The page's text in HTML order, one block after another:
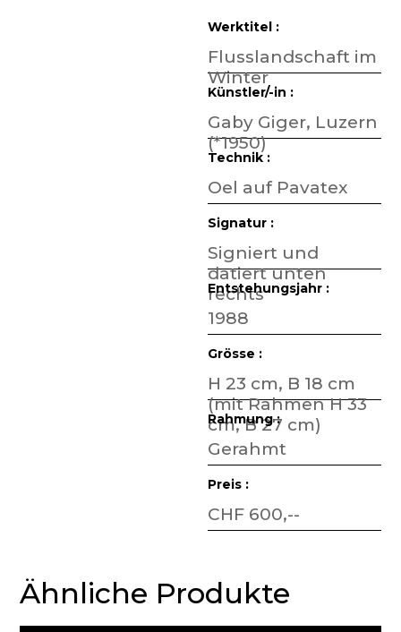
Werktitel :
Flusslandschaft im
Winter
Künstler/-in :
Gaby Giger, Luzern
(*1950)
Technik :
Oel auf Pavatex
Signatur :
Signiert und
datiert unten
rechts
Entstehungsjahr :
1988
Grösse :
H 23 cm, B 18 cm
(mit Rahmen H 33
cm, B 27 cm)
Rahmung :
Gerahmt
Preis :
CHF 600,--
Ähnliche Produkte